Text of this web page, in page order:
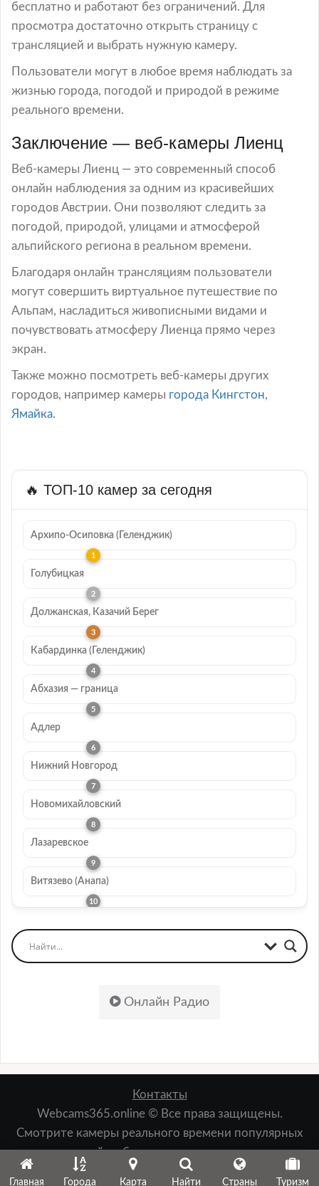
бесплатно и работают без ограничений. Для
просмотра достаточно открыть страницу с
трансляцией и выбрать нужную камеру.
Пользователи могут в любое время наблюдать за
жизнью города, погодой и природой в режиме
реального времени.
Заключение — веб-камеры Лиенц
Веб-камеры Лиенц — это современный способ
онлайн наблюдения за одним из красивейших
городов Австрии. Они позволяют следить за
погодой, природой, улицами и атмосферой
альпийского региона в реальном времени.
Благодаря онлайн трансляциям пользователи
могут совершить виртуальное путешествие по
Альпам, насладиться живописными видами и
почувствовать атмосферу Лиенца прямо через
экран.
Также можно посмотреть веб-камеры других
городов, например камеры города Кингстон,
Ямайка.
🔥 ТОП-10 камер за сегодня
Архипо-Осиповка (Геленджик)
Голубицкая
Должанская, Казачий Берег
Кабардинка (Геленджик)
Абхазия — граница
Адлер
Нижний Новгород
Новомихайловский
Лазаревское
Витязево (Анапа)
Онлайн Радио
Контакты
Webcams365.online © Все права защищены.
Смотрите камеры реального времени популярных
мест: пляжей, набережных, лыжных курортов,
зданий, природы и т.д.
Главная Города Карта Найти Страны Туризм